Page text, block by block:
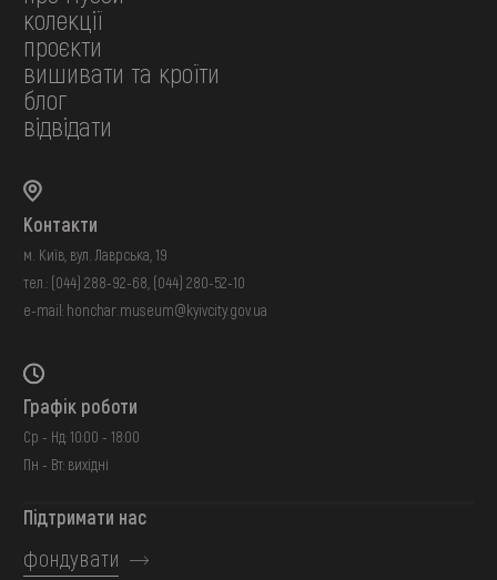
колекції
проєкти
вишивати та кроїти
блог
відвідати
Контакти
м. Київ, вул. Лаврська, 19
тел.: (044) 288-92-68 (044) 280-52-10
e-mail: honchar.museum@kyivcity.gov.ua
Графік роботи
Ср - Нд: 10:00 - 18:00
Пн - Вт: вихідні
Підтримати нас
фондувати